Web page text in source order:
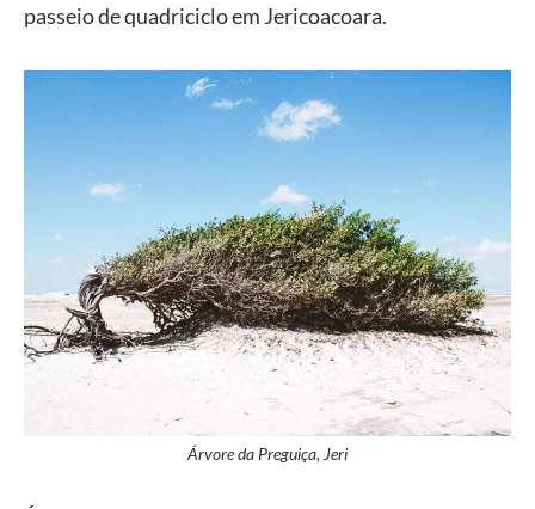
passeio de quadriciclo em Jericoacoara.
Árvore da Preguiça, Jeri